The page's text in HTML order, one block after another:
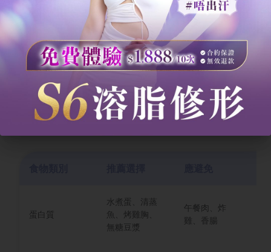
肉
、魚類、豆腐與雞蛋，這能保護肌肉不
因減肥而流失。同時，應攝取豐富的 膳食
纖維 ，如西蘭花、菠菜與各種菇類，這對
消化系統的健康及提供飽足感非常重要。
168 斷食的進食窗口飲食挑選指南
蛋白質
水煮蛋、清蒸
魚、烤雞胸、
無糖豆漿
午餐肉、炸
雞、香腸